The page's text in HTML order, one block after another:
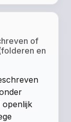
of
en
openlijk